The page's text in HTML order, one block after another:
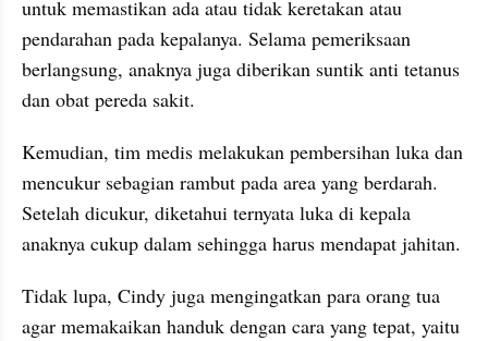
untuk memastikan ada atau tidak keretakan atau
pendarahan pada kepalanya. Selama pemeriksaan
berlangsung, anaknya juga diberikan suntik anti tetanus
dan obat pereda sakit.
Kemudian, tim medis melakukan pembersihan luka dan
mencukur sebagian rambut pada area yang berdarah.
Setelah dicukur, diketahui ternyata luka di kepala
anaknya cukup dalam sehingga harus mendapat jahitan.
Tidak lupa, Cindy juga mengingatkan para orang tua
agar memakaikan handuk dengan cara yang tepat, yaitu